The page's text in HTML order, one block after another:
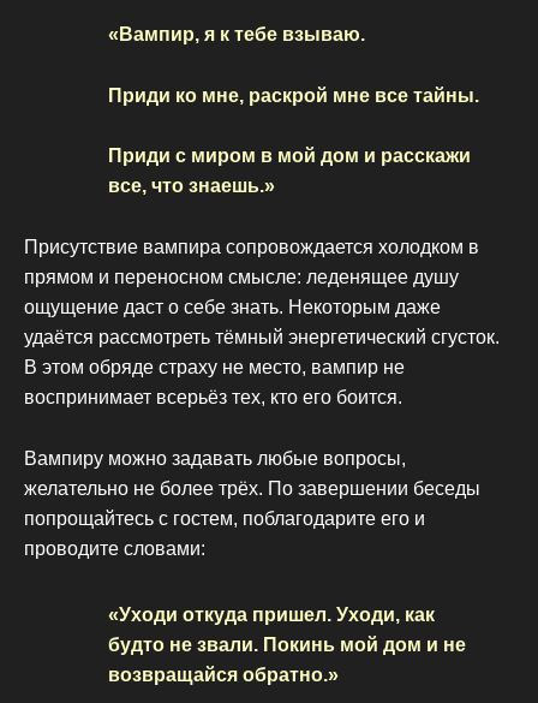
«Вампир, я к тебе взываю.
Приди ко мне, раскрой мне все тайны.
Приди с миром в мой дом и расскажи
все, что знаешь.»
Присутствие вампира сопровождается холодком в
прямом и переносном смысле: леденящее душу
ощущение даст о себе знать. Некоторым даже
удаётся рассмотреть тёмный энергетический сгусток.
В этом обряде страху не место, вампир не
воспринимает всерьёз тех, кто его боится.
Вампиру можно задавать любые вопросы,
желательно не более трёх. По завершении беседы
попрощайтесь с гостем, поблагодарите его и
проводите словами:
«Уходи откуда пришел. Уходи, как
будто не звали. Покинь мой дом и не
возвращайся обратно.»